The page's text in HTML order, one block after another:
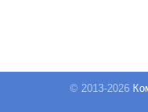
© 2013-2026